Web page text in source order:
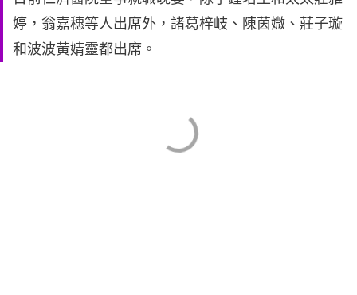
婷，翁嘉穗等人出席外，諸葛梓岐、陳茵媺、莊子璇
和波波黃婧靈都出席。